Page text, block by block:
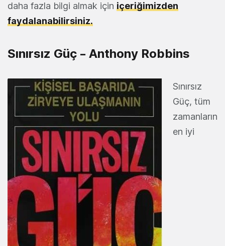
daha fazla bilgi almak için içeriğimizden
faydalanabilirsiniz.
Sınırsız Güç – Anthony Robbins
Sınırsız
Güç, tüm
zamanların
en iyi